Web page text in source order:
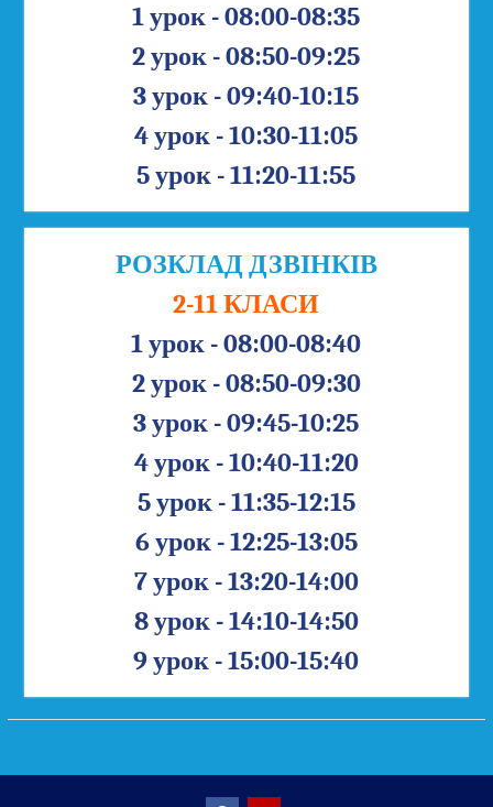
1 урок - 08:00-08:35
2 урок - 08:50-09:25
3 урок - 09:40-10:15
4 урок - 10:30-11:05
5 урок - 11:20-11:55
РОЗКЛАД ДЗВІНКІВ
2-11 КЛАСИ
1 урок - 08:00-08:40
2 урок - 08:50-09:30
3 урок - 09:45-10:25
4 урок - 10:40-11:20
5 урок - 11:35-12:15
6 урок - 12:25-13:05
7 урок - 13:20-14:00
8 урок - 14:10-14:50
9 урок - 15:00-15:40